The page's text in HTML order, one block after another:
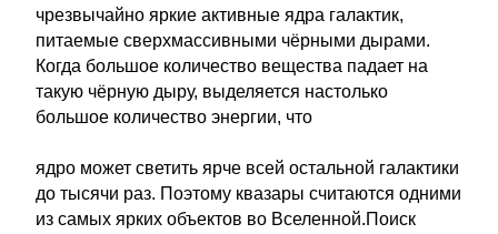
чрезвычайно яркие активные ядра галактик,
питаемые сверхмассивными чёрными дырами.
Когда большое количество вещества падает на
такую чёрную дыру, выделяется настолько
большое количество энергии, что
ядро может светить ярче всей остальной галактики
до тысячи раз. Поэтому квазары считаются одними
из самых ярких объектов во Вселенной.Поиск